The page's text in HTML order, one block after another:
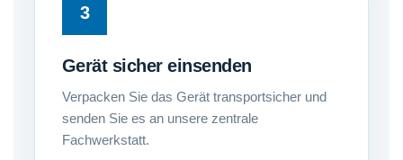
Gerät sicher einsenden
Verpacken Sie das Gerät transportsicher und
senden Sie es an unsere zentrale
Fachwerkstatt.